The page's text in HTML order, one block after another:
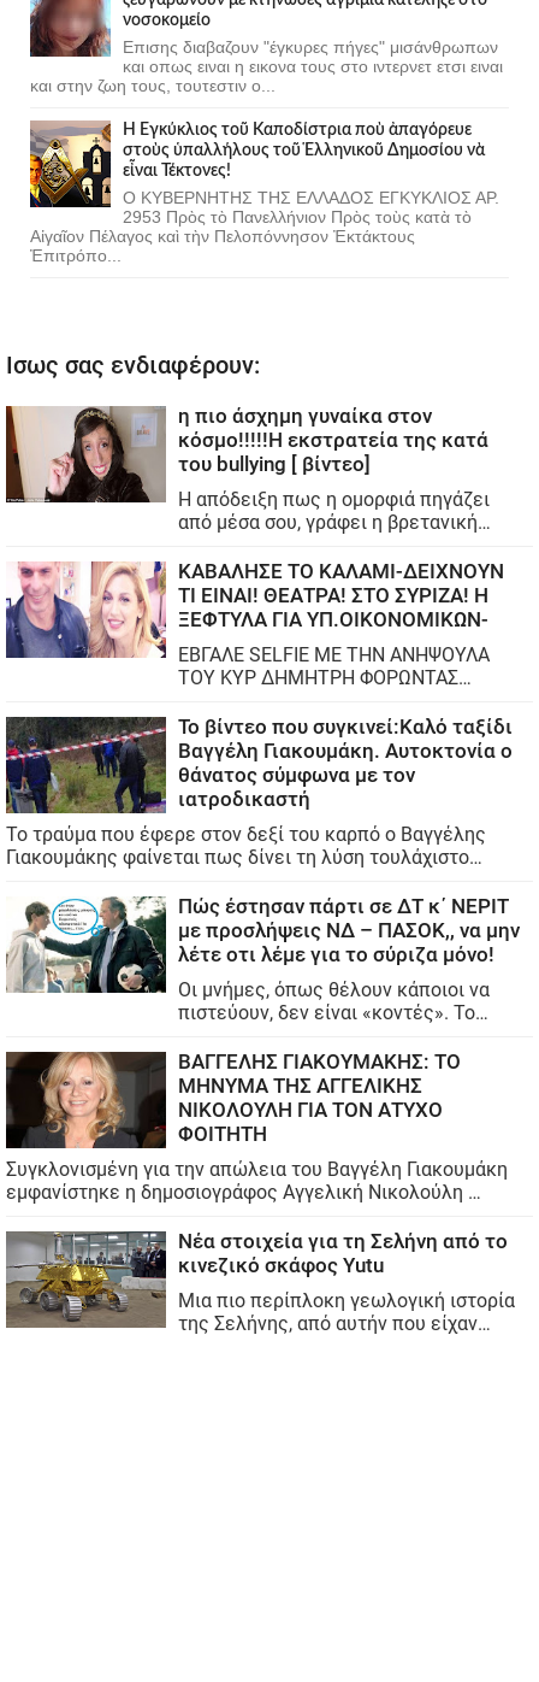
νοσοκομείο
Επισης διαβαζουν "έγκυρες πήγες" μισάνθρωπων
και οπως ειναι η εικονα τους στο ιντερνετ ετσι ειναι
και στην ζωη τους, τουτεστιν ο...
Ἡ Ἐγκύκλιος τοῦ Καποδίστρια ποὺ ἀπαγόρευε
στοὺς ὑπαλλήλους τοῦ Ἑλληνικοῦ Δημοσίου νὰ
εἶναι Τέκτονες!
Ο ΚΥΒΕΡΝΗΤΗΣ ΤΗΣ ΕΛΛΑΔΟΣ ΕΓΚΥΚΛΙΟΣ ΑΡ.
2953 Πρὸς τὸ Πανελλήνιον Πρὸς τοὺς κατὰ τὸ
Αἰγαῖον Πέλαγος καὶ τὴν Πελοπόννησον Ἐκτάκτους
Ἐπιτρόπο...